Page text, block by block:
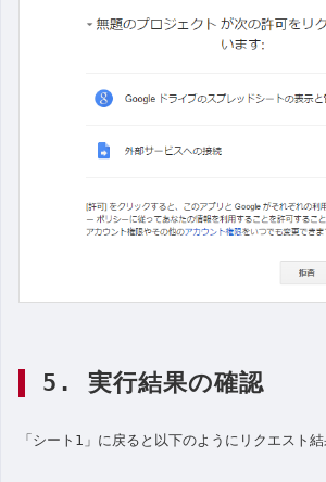
5. 実行結果の確認
「シート1」に戻ると以下のようにリクエスト